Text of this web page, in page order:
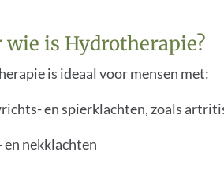
wie is Hydrotherapie?
is ideaal voor mensen met:
en spierklachten, zoals
en nekklachten